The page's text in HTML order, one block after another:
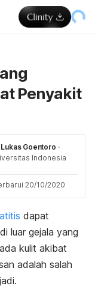
Penyakit
Goentoro ·
Indonesia
20/10/2020
dapat
luar gejala yang
kulit akibat
adalah salah